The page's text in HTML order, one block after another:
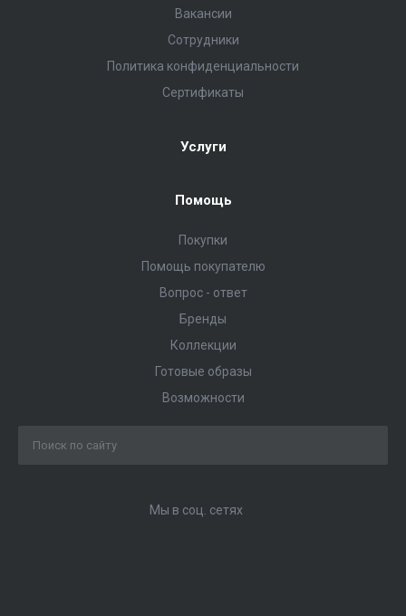
Вакансии
Сотрудники
Политика конфиденциальности
Сертификаты
Услуги
Помощь
Покупки
Помощь покупателю
Вопрос - ответ
Бренды
Коллекции
Готовые образы
Возможности
Мы в соц. сетях